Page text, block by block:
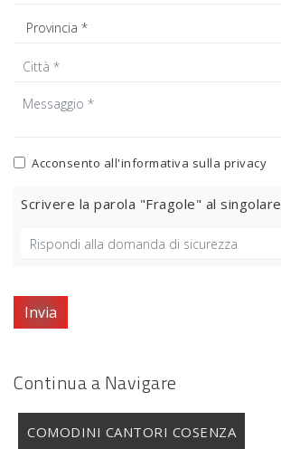
Acconsento all'informativa sulla privacy
Scrivere la parola "Fragole" al singolare
Invia
Continua a Navigare
COMODINI CANTORI COSENZA